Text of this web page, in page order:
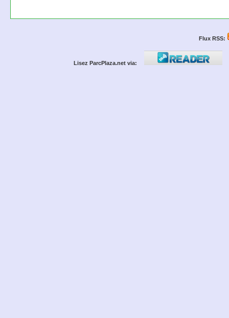
Flux RSS:
Lisez ParcPlaza.net via: